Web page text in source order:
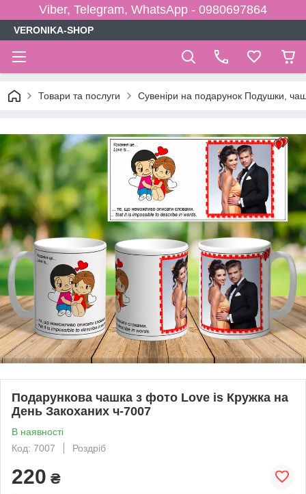
Viber, Telegram, WhatsApp - 0980697864
VERONIKA-SHOP
Товари та послуги Сувеніри на подарунок Подушки,
Подарункова чашка з фото Love is Кружка на
День Закоханих ч-7007
В наявності
Код: 7007
Роздріб
220 ₴